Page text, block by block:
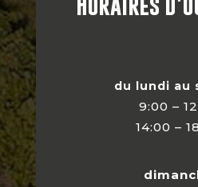
Horaires
du lundi au
9:00 –
14:00 –